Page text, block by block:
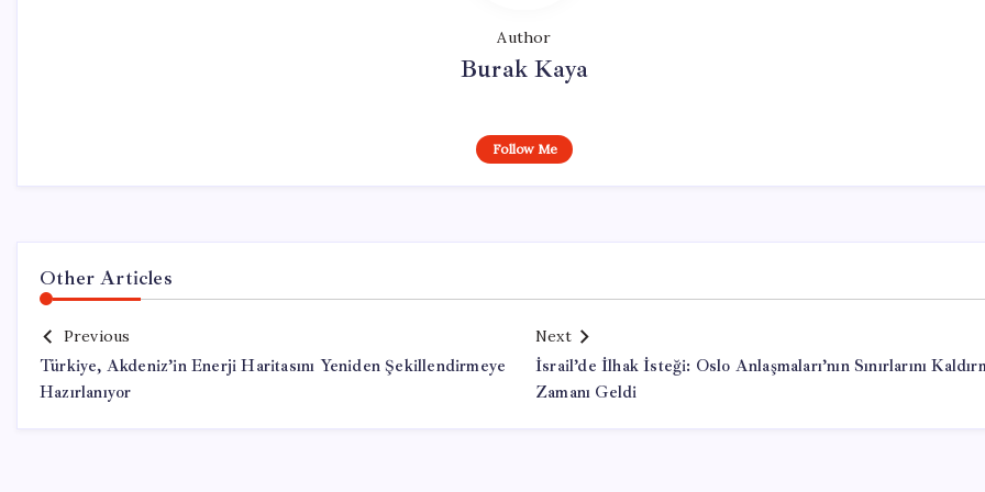
Author
Burak Kaya
Follow Me
Other Articles
Previous
Türkiye, Akdeniz’in Enerji Haritasını Yeniden Şekillendirmeye
Hazırlanıyor
Next
İsrail’de İlhak İsteği: Oslo Anlaşmaları’nın Sınırlarını
Zamanı Geldi